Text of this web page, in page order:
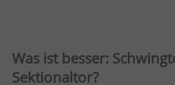
Was ist besser:
Sektionaltor?